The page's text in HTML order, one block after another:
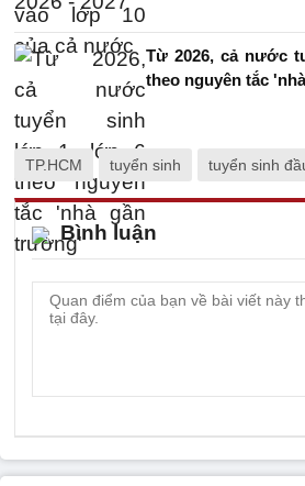
Từ 2026, cả nước
theo nguyên tắc
TP.HCM tuyển sinh tuyển sinh
Bình luận